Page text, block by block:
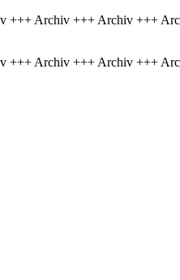
Archiv +++ Archiv +++
Archiv +++ Archiv +++